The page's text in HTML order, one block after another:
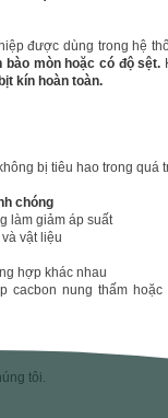
được dùng trong hệ
mòn hoặc có độ sệt.
bịt kín hoàn toàn.
bị tiêu hao trong quá
chóng
làm giảm áp suất
vật liệu
hợp khác nhau
cacbon nung thấm
tôi.